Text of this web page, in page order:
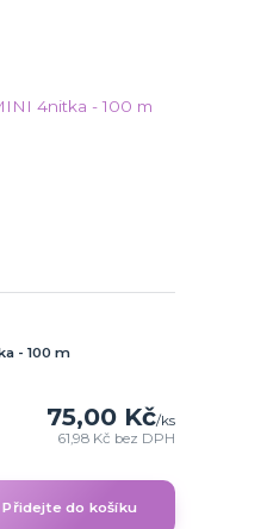
- 100 m
75,00 Kč/ks
61,98 Kč bez DPH
Přidejte do košíku